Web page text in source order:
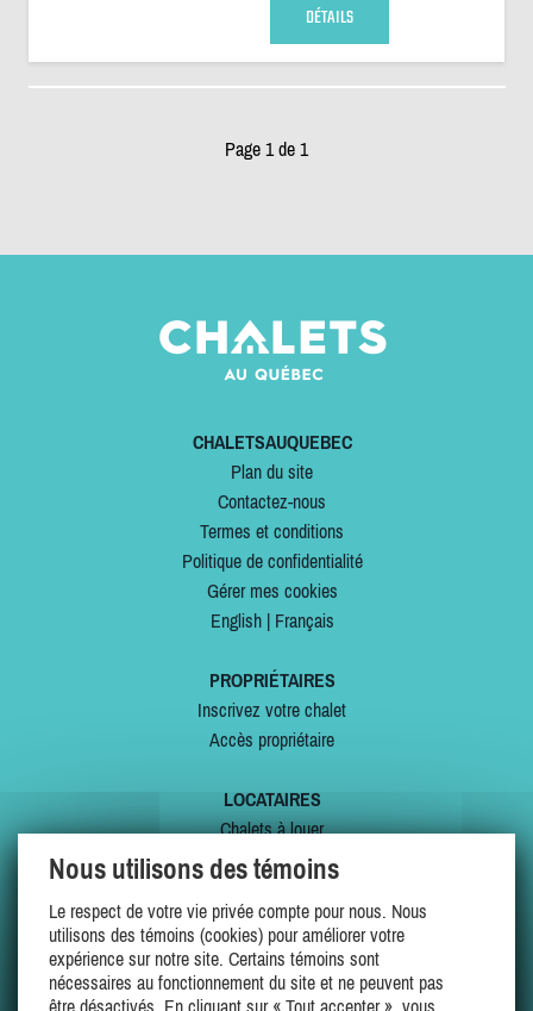
DÉTAILS
Page 1 de 1
CHALETSAUQUEBEC
Plan du site
Contactez-nous
Termes et conditions
Politique de confidentialité
Gérer mes cookies
English| Français
PROPRIÉTAIRES
Inscrivez votre chalet
Accès propriétaire
LOCATAIRES
Chalets à louer
Chalets à vendre
Offres spéciales
Mes favoris
Nous utilisons des témoins
Le respect de votre vie privée compte pour nous. Nous
utilisons des témoins (cookies) pour améliorer votre
expérience sur notre site. Certains témoins sont
nécessaires au fonctionnement du site et ne peuvent pas
être désactivés. En cliquant sur « Tout accepter », vous